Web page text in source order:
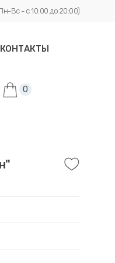
Вс - с 10:00 до 20:00)
КОНТАКТЫ
0